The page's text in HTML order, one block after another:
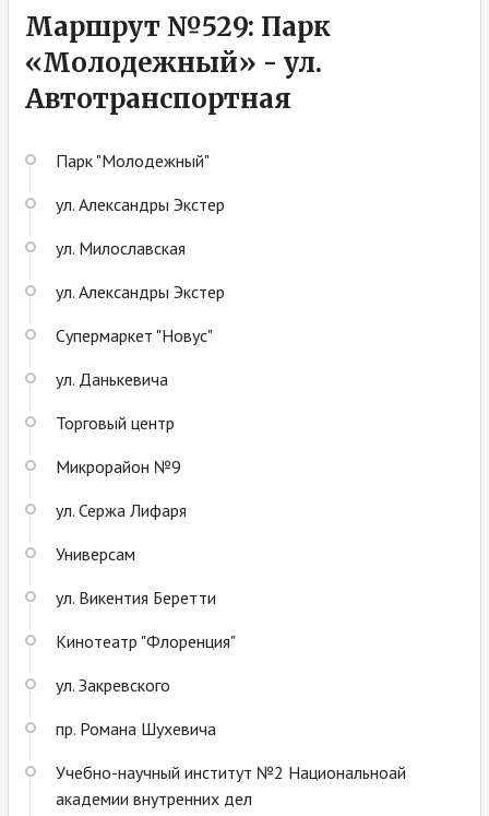
Маршрут №529: Парк
«Молодежный» - ул.
Автотранспортная
Парк "Молодежный"
ул. Александры Экстер
ул. Милославская
ул. Александры Экстер
Cупермаркет "Новус"
ул. Данькевича
Торговый центр
Микрорайон №9
ул. Сержа Лифаря
Универсам
ул. Викентия Беретти
Кинотеатр "Флоренция"
ул. Закревского
пр. Романа Шухевича
Учебно-научный институт №2 Национальноай
академии внутренних дел